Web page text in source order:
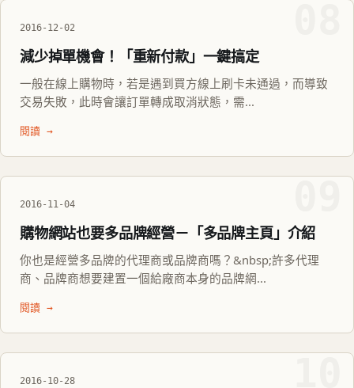
2016-12-02
減少掉單機會！「重新付款」一鍵搞定
一般在線上購物時，若是遇到買方線上刷卡未通過，而導致
交易失敗，此時會讓訂單轉成取消狀態，需...
閱讀 →
2016-11-04
購物網站也要多品牌經營－「多品牌主頁」介紹
你也是經營多品牌的代理商或品牌商嗎？&nbsp;許多代理
商、品牌商想要建置一個給廠商本身的品牌網...
閱讀 →
2016-10-28